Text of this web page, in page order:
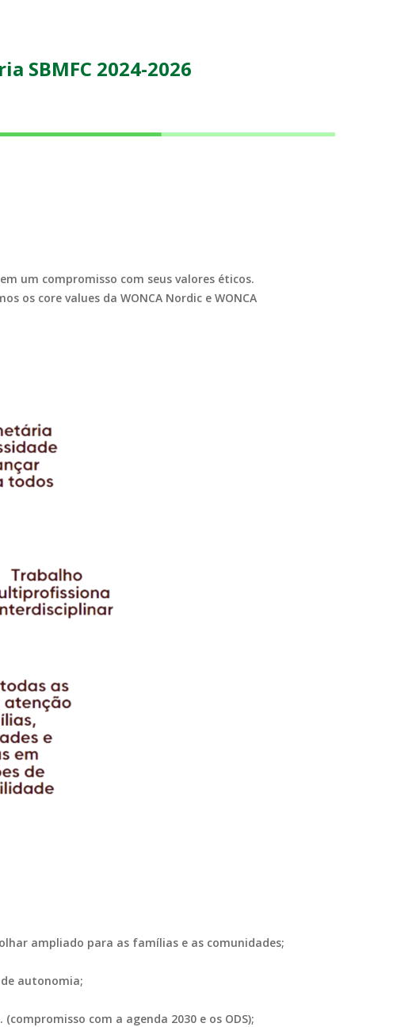
SBMFC 2024-2026
um compromisso com seus valores éticos.
os core values da WONCA Nordic e WONCA
ampliado para as famílias e as comunidades;
autonomia;
com a agenda 2030 e os ODS);